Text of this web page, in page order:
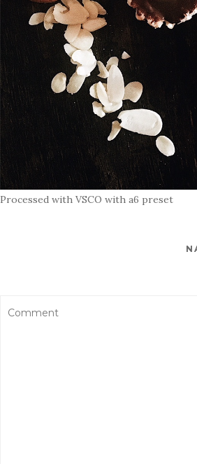
Processed with VSCO with a6 preset